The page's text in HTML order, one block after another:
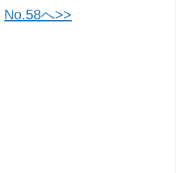
No.58へ>>